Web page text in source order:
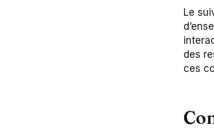
Le
des
ces